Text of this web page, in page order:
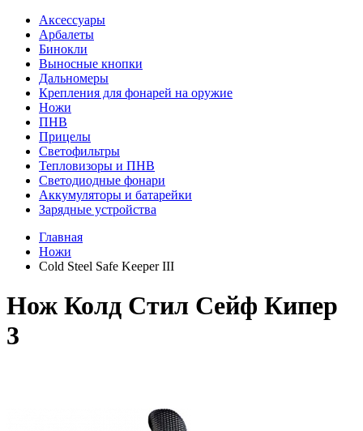
Аксессуары
Арбалеты
Бинокли
Выносные кнопки
Дальномеры
Крепления для фонарей на оружие
Ножи
ПНВ
Прицелы
Светофильтры
Тепловизоры и ПНВ
Светодиодные фонари
Аккумуляторы и батарейки
Зарядные устройства
Главная
Ножи
Cold Steel Safe Keeper III
Нож Колд Стил Сейф Кипер
3